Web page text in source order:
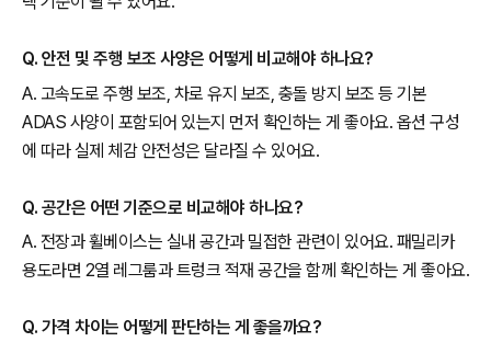
Q. 안전 및 주행 보조 사양은 어떻게 비교해야 하나요?
A. 고속도로 주행 보조, 차로 유지 보조, 충돌 방지 보조 등 기본
ADAS 사양이 포함되어 있는지 먼저 확인하는 게 좋아요. 옵션 구성
에 따라 실제 체감 안전성은 달라질 수 있어요.
Q. 공간은 어떤 기준으로 비교해야 하나요?
A. 전장과 휠베이스는 실내 공간과 밀접한 관련이 있어요. 패밀리카
용도라면 2열 레그룸과 트렁크 적재 공간을 함께 확인하는 게 좋아요.
Q. 가격 차이는 어떻게 판단하는 게 좋을까요?